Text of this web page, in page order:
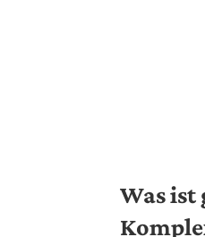
Was ist